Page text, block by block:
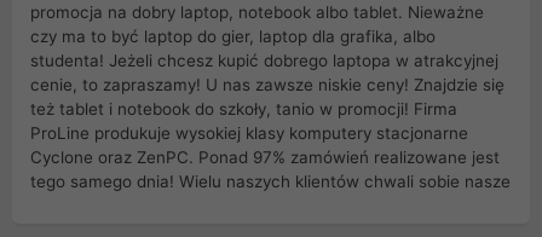
promocja na dobry laptop, notebook albo tablet. Nieważne
czy ma to być laptop do gier, laptop dla grafika, albo
studenta! Jeżeli chcesz kupić dobrego laptopa w atrakcyjnej
cenie, to zapraszamy! U nas zawsze niskie ceny! Znajdzie się
też tablet i notebook do szkoły, tanio w promocji! Firma
ProLine produkuje wysokiej klasy komputery stacjonarne
Cyclone oraz ZenPC. Ponad 97% zamówień realizowane jest
tego samego dnia! Wielu naszych klientów chwali sobie nasze